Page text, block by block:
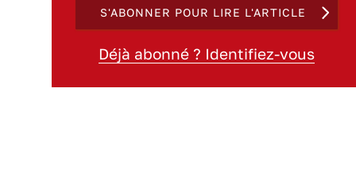
S'ABONNER POUR LIRE L'ARTICLE
Déjà abonné ? Identifiez-vous